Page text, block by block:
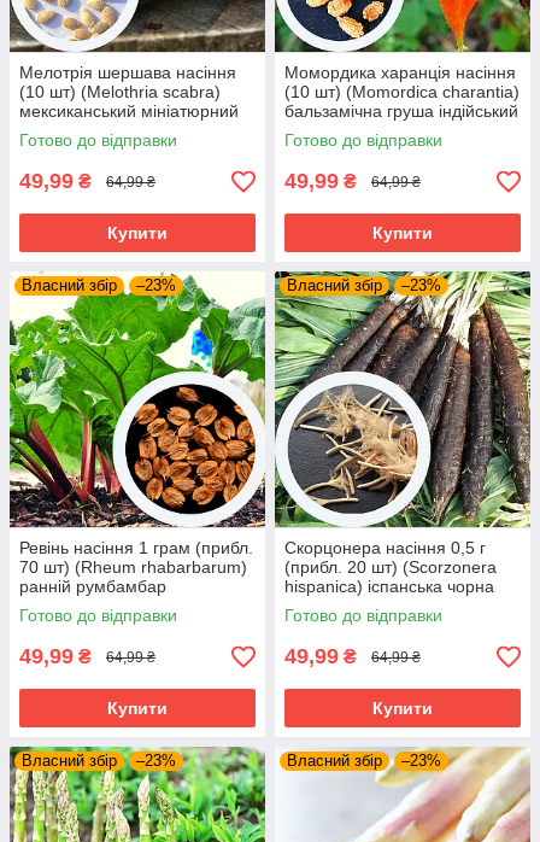
Мелотрія шершава насіння
(10 шт) (Melothria scabra)
мексиканський мініатюрний
кавун кукамелон
Готово до відправки
49,99 ₴ 64,99 ₴
Купити
Момордика харанція насіння
(10 шт) (Momordica charantia)
бальзамічна груша індійський
гранат жовтий огірок скажена
диня
Готово до відправки
49,99 ₴ 64,99 ₴
Купити
Власний збір –23%
Ревінь насіння 1 грам (прибл.
70 шт) (Rheum rhabarbarum)
ранній румбамбар
Готово до відправки
49,99 ₴ 64,99 ₴
Купити
Власний збір –23%
Скорцонера насіння 0,5 г
(прибл. 20 шт) (Scorzonera
hispanica) іспанська чорна
морква козелець солодкий
корінь
Готово до відправки
49,99 ₴ 64,99 ₴
Купити
Власний збір –23% Власний збір –23%